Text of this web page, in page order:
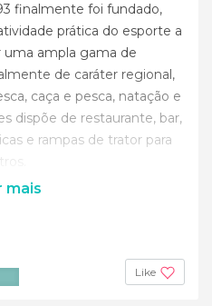
finalmente foi fundado,
prática do esporte a
uma ampla gama de
de caráter regional,
caça e pesca, natação e
dispõe de restaurante, bar,
e rampas de trator para
mais
Like